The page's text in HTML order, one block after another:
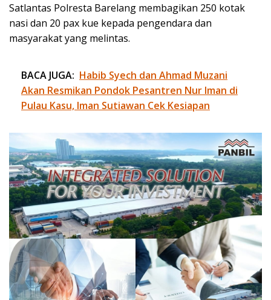
Satlantas Polresta Barelang membagikan 250 kotak
nasi dan 20 pax kue kepada pengendara dan
masyarakat yang melintas.
BACA JUGA: Habib Syech dan Ahmad Muzani
Akan Resmikan Pondok Pesantren Nur Iman di
Pulau Kasu, Iman Sutiawan Cek Kesiapan